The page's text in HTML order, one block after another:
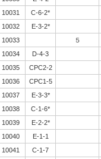
10031
C-6-2*
10032
E-3-2*
10033
５
10034
D-4-3
10035
CPC2-2
10036
CPC1-5
10037
E-3-3*
10038
C-1-6*
10039
E-2-2*
10040
E-1-1
10041
C-1-7